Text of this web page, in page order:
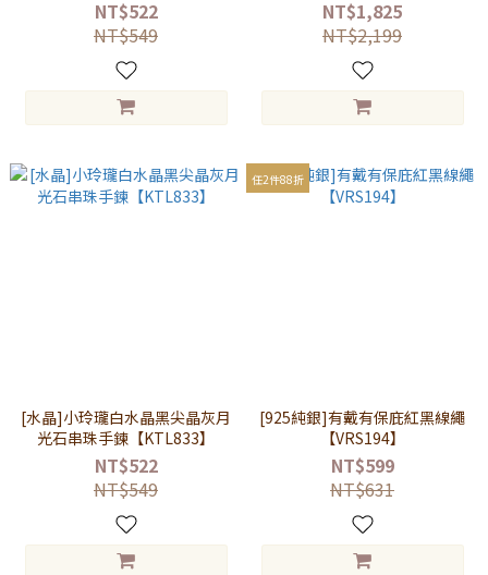
髮晶
NT$522
NT$549
【ATS683】-男款(大)+女款
(小)
NT$1,825
NT$2,199
[水晶]小玲瓏白水晶黑尖晶灰月
光石串珠手鍊【KTL833】
NT$522
NT$549
任2件88折
[925純銀]有戴有保庇紅黑線繩
【VRS194】
NT$599
NT$631